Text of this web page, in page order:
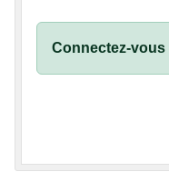
Connectez-vous